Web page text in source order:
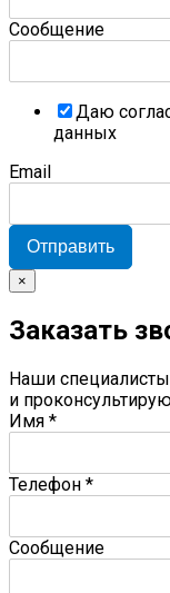
Сообщение
Даю
данных
Email
Отправить
×
Заказать
Наши
и
Имя *
Телефон *
Сообщение